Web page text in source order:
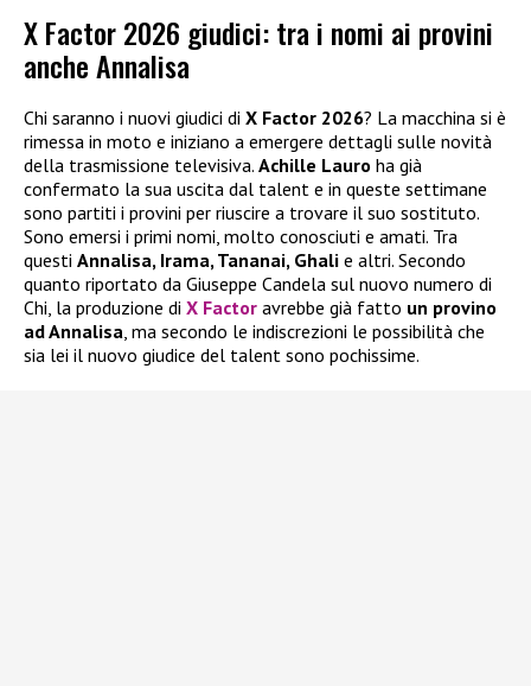
X Factor 2026 giudici: tra i nomi ai provini
anche Annalisa
Chi saranno i nuovi giudici di X Factor 2026? La macchina si è
rimessa in moto e iniziano a emergere dettagli sulle novità
della trasmissione televisiva. Achille Lauro ha già
confermato la sua uscita dal talent e in queste settimane
sono partiti i provini per riuscire a trovare il suo sostituto.
Sono emersi i primi nomi, molto conosciuti e amati. Tra
questi Annalisa, Irama, Tananai, Ghali e altri. Secondo
quanto riportato da Giuseppe Candela sul nuovo numero di
Chi, la produzione di X Factor avrebbe già fatto un provino
ad Annalisa , ma secondo le indiscrezioni le possibilità che
sia lei il nuovo giudice del talent sono pochissime.